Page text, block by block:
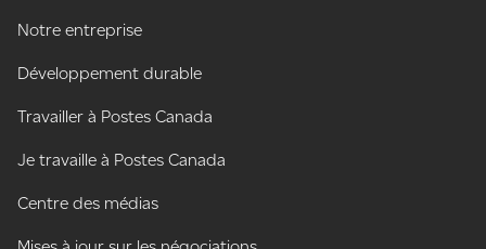
Notre entreprise
Développement durable
Travailler à Postes Canada
Je travaille à Postes Canada
Centre des médias